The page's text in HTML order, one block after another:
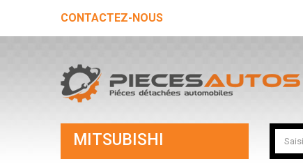
CONTACTEZ-NOUS
MITSUBISHI